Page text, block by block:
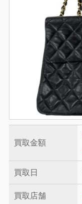
買取金額
買取日
買取店舗